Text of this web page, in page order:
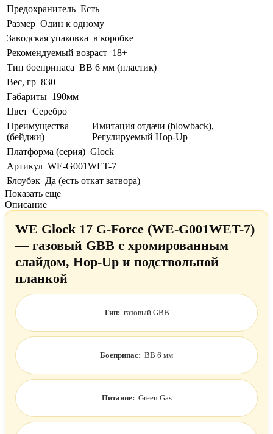
Предохранитель Есть
Размер Один к одному
Заводская упаковка в коробке
Рекомендуемый возраст 18+
Тип боеприпаса BB 6 мм (пластик)
Вес, гр 830
Габариты 190мм
Цвет Серебро
Преимущества
(бейджи)
Имитация отдачи (blowback),
Регулируемый Hop-Up
Платформа (серия) Glock
Артикул WE-G001WET-7
Блоубэк Да (есть откат затвора)
Показать еще
Описание
WE Glock 17 G-Force (WE-G001WET-7)
— газовый GBB с хромированным
слайдом, Hop-Up и подствольной
планкой
Тип: газовый GBB
Боеприпас: BB 6 мм
Питание: Green Gas